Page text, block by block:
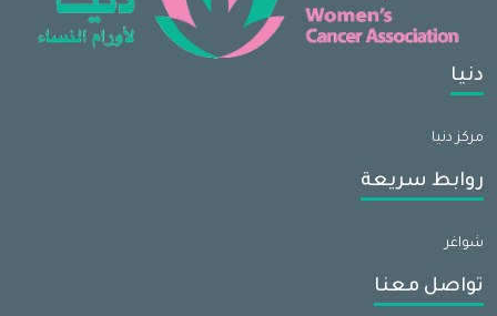
دنيا
مركز دنيا
روابط سريعة
شواغر
تواصل معنا